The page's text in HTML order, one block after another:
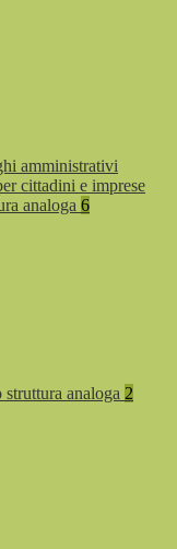
amministrativi
cittadini e imprese
analoga 6
analoga 2